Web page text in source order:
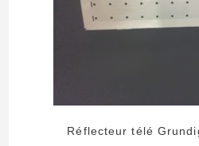
Réflecteur télé